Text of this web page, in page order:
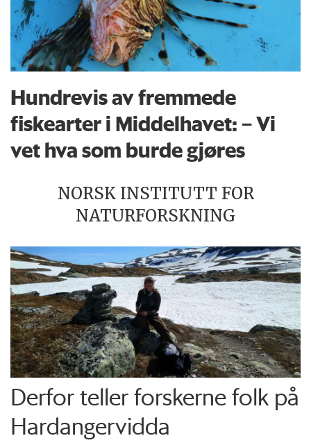
Hundrevis av fremmede
fiskearter i Middelhavet: – Vi
vet hva som burde gjøres
NORSK INSTITUTT FOR
NATURFORSKNING
Derfor teller forskerne folk på
Hardangervidda